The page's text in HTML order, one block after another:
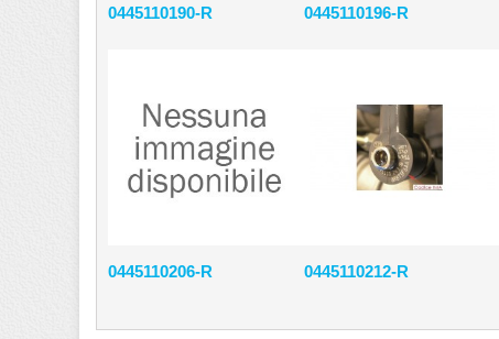
0445110190-R 0445110196-R
0445110206-R 0445110212-R